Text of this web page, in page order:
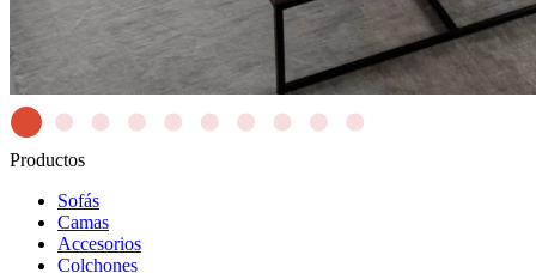
Productos
Sofás
Camas
Accesorios
Colchones